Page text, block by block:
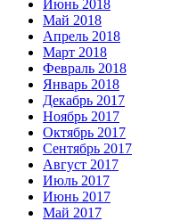
Июнь 2018
Май 2018
Апрель 2018
Март 2018
Февраль 2018
Январь 2018
Декабрь 2017
Ноябрь 2017
Октябрь 2017
Сентябрь 2017
Август 2017
Июль 2017
Июнь 2017
Май 2017